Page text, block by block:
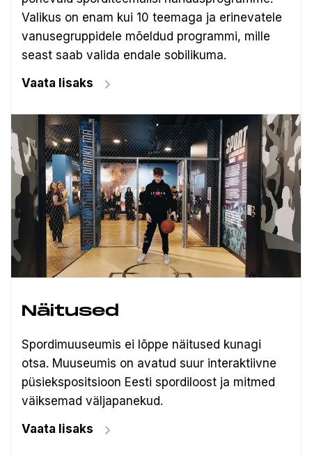
Valikus on enam kui 10 teemaga ja erinevatele
vanusegruppidele mõeldud programmi, mille
seast saab valida endale sobilikuma.
Vaata lisaks
Näitused
Spordimuuseumis ei lõppe näitused kunagi
otsa. Muuseumis on avatud suur interaktiivne
püsiekspositsioon Eesti spordiloost ja mitmed
väiksemad väljapanekud.
Vaata lisaks